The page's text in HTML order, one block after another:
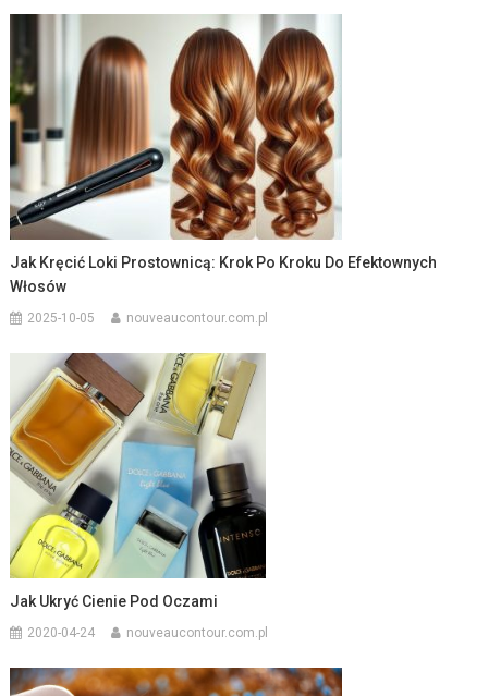
Jak Kręcić Loki Prostownicą: Krok Po Kroku Do Efektownych
Włosów
2025-10-05 nouveaucontour.com.pl
Jak Ukryć Cienie Pod Oczami
2020-04-24 nouveaucontour.com.pl